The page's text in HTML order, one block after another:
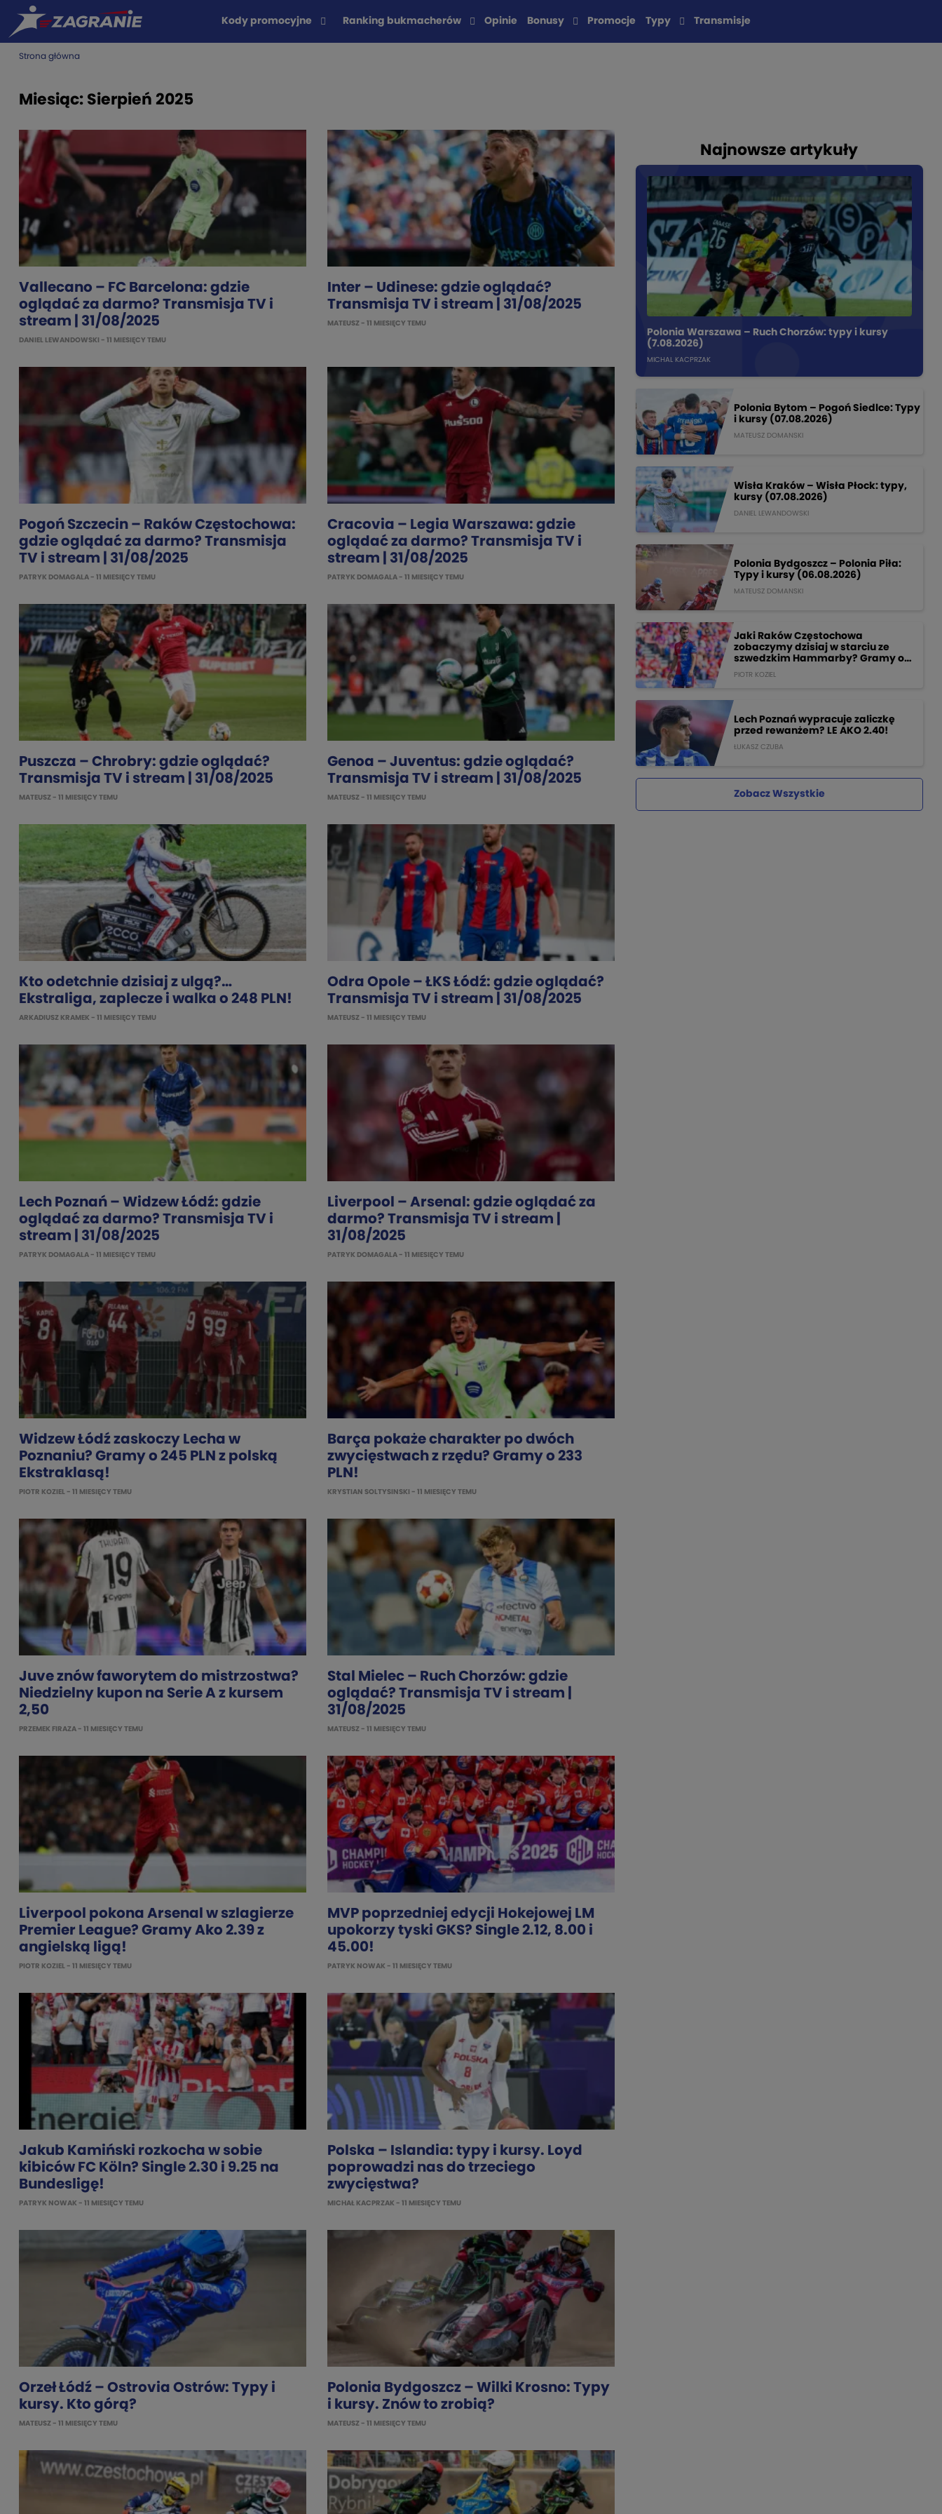
Kody promocyjne Ranking bukmacherów Opinie Bonusy Promocje Typy Transmisje
Strona główna
Miesiąc: Sierpień 2025
Vallecano – FC Barcelona: gdzie
oglądać za darmo? Transmisja TV i
stream | 31/08/2025
DANIEL LEWANDOWSKI - 11 MIESIĘCY TEMU
Inter – Udinese: gdzie oglądać?
Transmisja TV i stream | 31/08/2025
MATEUSZ - 11 MIESIĘCY TEMU
Pogoń Szczecin – Raków Częstochowa:
gdzie oglądać za darmo? Transmisja
TV i stream | 31/08/2025
PATRYK DOMAGALA - 11 MIESIĘCY TEMU
Cracovia – Legia Warszawa: gdzie
oglądać za darmo? Transmisja TV i
stream | 31/08/2025
PATRYK DOMAGALA - 11 MIESIĘCY TEMU
Puszcza – Chrobry: gdzie oglądać?
Transmisja TV i stream | 31/08/2025
MATEUSZ - 11 MIESIĘCY TEMU
Genoa – Juventus: gdzie oglądać?
Transmisja TV i stream | 31/08/2025
MATEUSZ - 11 MIESIĘCY TEMU
Kto odetchnie dzisiaj z ulgą?…
Ekstraliga, zaplecze i walka o 248 PLN!
ARKADIUSZ KRAMEK - 11 MIESIĘCY TEMU
Odra Opole – ŁKS Łódź: gdzie oglądać?
Transmisja TV i stream | 31/08/2025
MATEUSZ - 11 MIESIĘCY TEMU
Lech Poznań – Widzew Łódź: gdzie
oglądać za darmo? Transmisja TV i
stream | 31/08/2025
PATRYK DOMAGALA - 11 MIESIĘCY TEMU
Liverpool – Arsenal: gdzie oglądać za
darmo? Transmisja TV i stream |
31/08/2025
PATRYK DOMAGALA - 11 MIESIĘCY TEMU
Widzew Łódź zaskoczy Lecha w
Poznaniu? Gramy o 245 PLN z polską
Ekstraklasą!
PIOTR KOZIEL - 11 MIESIĘCY TEMU
Barça pokaże charakter po dwóch
zwycięstwach z rzędu? Gramy o 233
PLN!
KRYSTIAN SOLTYSINSKI - 11 MIESIĘCY TEMU
Juve znów faworytem do mistrzostwa?
Niedzielny kupon na Serie A z kursem
2,50
PRZEMEK FIRAZA - 11 MIESIĘCY TEMU
Stal Mielec – Ruch Chorzów: gdzie
oglądać? Transmisja TV i stream |
31/08/2025
MATEUSZ - 11 MIESIĘCY TEMU
Liverpool pokona Arsenal w szlagierze
Premier League? Gramy Ako 2.39 z
angielską ligą!
PIOTR KOZIEL - 11 MIESIĘCY TEMU
MVP poprzedniej edycji Hokejowej LM
upokorzy tyski GKS? Single 2.12, 8.00 i
45.00!
PATRYK NOWAK - 11 MIESIĘCY TEMU
Jakub Kamiński rozkocha w sobie
kibiców FC Köln? Single 2.30 i 9.25 na
Bundesligę!
PATRYK NOWAK - 11 MIESIĘCY TEMU
Polska – Islandia: typy i kursy. Loyd
poprowadzi nas do trzeciego
zwycięstwa?
MICHAŁ KACPRZAK - 11 MIESIĘCY TEMU
Orzeł Łódź – Ostrovia Ostrów: Typy i
kursy. Kto górą?
MATEUSZ - 11 MIESIĘCY TEMU
Polonia Bydgoszcz – Wilki Krosno: Typy
i kursy. Znów to zrobią?
MATEUSZ - 11 MIESIĘCY TEMU
Najnowsze artykuły
Polonia Warszawa – Ruch Chorzów: typy i kursy
(7.08.2026)
MICHAL KACPRZAK
Polonia Bytom – Pogoń Siedlce: Typy
i kursy (07.08.2026)
MATEUSZ DOMANSKI
Wisła Kraków – Wisła Płock: typy,
kursy (07.08.2026)
DANIEL LEWANDOWSKI
Polonia Bydgoszcz – Polonia Piła:
Typy i kursy (06.08.2026)
MATEUSZ DOMANSKI
Jaki Raków Częstochowa
zobaczymy dzisiaj w starciu ze
szwedzkim Hammarby? Gramy o
PIOTR KOZIEL
Lech Poznań wypracuje zaliczkę
przed rewanżem? LE AKO 2.40!
ŁUKASZ CZUBA
Zobacz Wszystkie